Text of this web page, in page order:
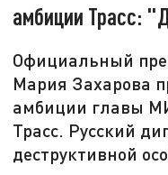
амбиции Трасс:
Официальный
Мария Захарова
амбиции главы
Трасс. Русский
деструктивной